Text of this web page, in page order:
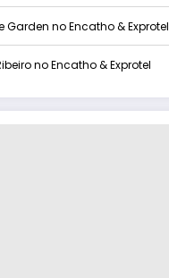
Garden no Encatho & Exprotel
no Encatho & Exprotel